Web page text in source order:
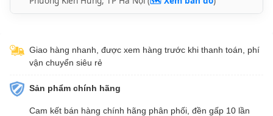
Giao hàng nhanh, được xem hàng trước khi thanh toán, phí
vận chuyển siêu rẻ
Sản phẩm chính hãng
Cam kết bán hàng chính hãng phân phối, đền gấp 10 lần